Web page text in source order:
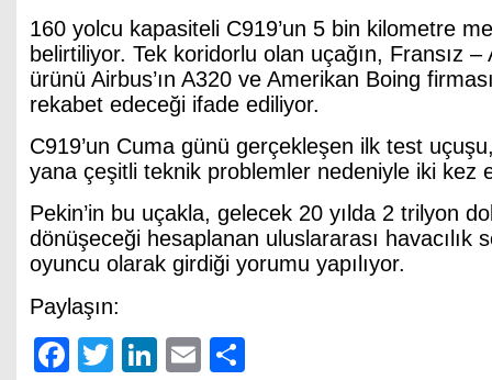
160 yolcu kapasiteli C919’un 5 bin kilometre
belirtiliyor. Tek koridorlu olan uçağın, Fransız –
ürünü Airbus’ın A320 ve Amerikan Boing
rekabet edeceği ifade ediliyor.
C919’un Cuma günü gerçekleşen ilk test
yana çeşitli teknik problemler nedeniyle iki kez
Pekin’in bu uçakla, gelecek 20 yılda 2 trilyon
dönüşeceği hesaplanan uluslararası havacılık
oyuncu olarak girdiği yorumu yapılıyor.
Paylaşın:
Facebook
TwitterLinkedIn
Email